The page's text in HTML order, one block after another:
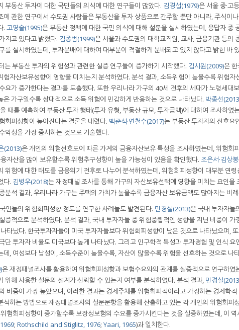
부동산 투자에 대한 국민들의 의식에 대한 연구들이 많았다. 김경섭(1979)은 서울 중·고
에 관한 연구에서 수도권 사람들은 부동산을 투자 상품으로 간주할 뿐만 아니라, 주식이
. 고영술(1995)은 부동산 정책에 대한 국민 의식에 대해 설문을 실시하였는데, 응답자 중
지고 있다고 밝혔다. 김종범(1999)은 서울과 수도권의 대학교직원, 교사, 금융기관 등의
를 실시하였는데, 투자분배에 대하여 대부분이 적절하게 분배되고 있지 않다고 밝힌 바
는 부동산 투자의 위험성과 관련한 실증 연구들이 증가하기 시작했다. 김시원(2009)은
험자산보유성향에 영향을 미치는지 분석하였다. 분석 결과, 소득위험이 높을수록 위험자
요가 증가한다는 결과를 도출했다. 또한 우리나라 가구의 40세 전후의 세대가 노령세대
은 가구일수록 상대적으로 소득 위험에 민감하게 반응하는 것으로 나타났다. 박종선
때를 예측하여 부동산 투자 행태(투자 유형, 부동산 규모, 투자금액)에 대하여 조사하였
회피성향이 높아진다는 결론을 내렸다. 백준석·연철수(2017)는 부동산 투자자의 선호요
익성을 가장 중시하는 것으로 기술했다.
(2013)은 개인의 위험선호도에 따른 가계의 금융자산보유 특성을 조사하였는데, 위험회
자산을 많이 보유할수록 위험추구성향이 높을 가능성이 있음을 확인했다. 조은서·김상
위험에 대한 태도를 금융위기 전후로 나누어 분석하였는데, 위험회피성향이 대부분 연
다. 김병우(2018)는 재정패널 조사를 통해 가구의 자산보유선택에 영향을 미치는 요인
분석 결과, 우리나라 가구는 주택의 가치가 높을수록 금융자산 보유금액도 많아지는 비
인들의 위험회피성향 정도를 연구한 사례들도 발견된다. 민경실(2013)은 국내 투자자들
증적으로 분석하였다. 분석 결과, 국내 투자자들 중 위험중립적인 성향을 지닌 비중이 가
타났다. 한국투자자들이 미국 투자자들보다 위험회피성향이 낮은 것으로 나타났으며,
단 투자자 비율도 미국보다 높게 나타났다. 그리고 인구학적 특성과 투자경험 및 인식
데, 여성보다 남성이, 소득수준이 높을수록, 자산이 많을수록 위험을 선호하는 것으로 나
은 재정패널조사를 활용하여 위험회피성향과 보험수요와의 관계를 실증적으로 연구하였
위해 사용한 설문의 설계가 신뢰할 수 있는지 여부를 분석하였다. 분석 결과, 민경실
비중이 가장 높았으며, 이러한 결과는 경제주체를 위험회피적이라고 가정하는 경제학
석하는 방법으로 재정패널조사의 설문문항을 활용해 산출하고 있는 각 개인의 위험회피
험회피성향이 증가할수록 보장성보험의 수요를 증가시킨다는 것을 실증하였는데, 이
; Rothschild and Stiglitz, 1976; Yaari, 1965)과 일치한다.